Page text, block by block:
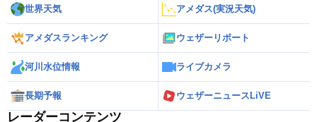
世界天気 アメダス(実況天気)
アメダスランキング ウェザーリポート
河川水位情報 ライブカメラ
長期予報 ウェザーニュースLiVE
レーダーコンテンツ